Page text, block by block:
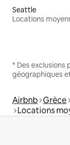
Seattle
* Des exclusions
géographiques
Airbnb Grèce
Locations